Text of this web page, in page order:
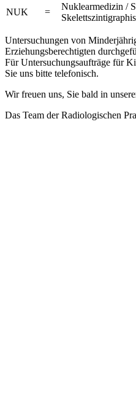
NUK
=
Nuklearmedizin /
Untersuchungen von
Erziehungsberechtigten
Für Untersuchungsaufträge für
Sie uns bitte telefonisch.
Wir freuen uns, Sie bald in
Das Team der Radiologischen